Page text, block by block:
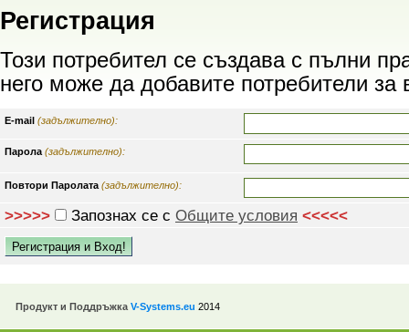
Регистрация
Този потребител се създава с пълни
него може да добавите потребители
E-mail (задължително):
Парола (задължително):
Повтори Паролата (задължително):
>>>>> Запознах се с Общите условия <<<<<
Продукт и Поддръжка V-Systems.eu 2014